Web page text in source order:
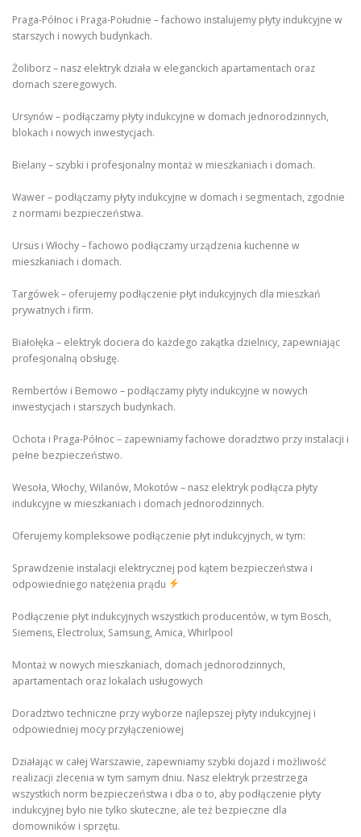
Praga-Północ i Praga-Południe – fachowo instalujemy płyty indukcyjne w
starszych i nowych budynkach.
Żoliborz – nasz elektryk działa w eleganckich apartamentach oraz
domach szeregowych.
Ursynów – podłączamy płyty indukcyjne w domach jednorodzinnych,
blokach i nowych inwestycjach.
Bielany – szybki i profesjonalny montaż w mieszkaniach i domach.
Wawer – podłączamy płyty indukcyjne w domach i segmentach, zgodnie
z normami bezpieczeństwa.
Ursus i Włochy – fachowo podłączamy urządzenia kuchenne w
mieszkaniach i domach.
Targówek – oferujemy podłączenie płyt indukcyjnych dla mieszkań
prywatnych i firm.
Białołęka – elektryk dociera do każdego zakątka dzielnicy, zapewniając
profesjonalną obsługę.
Rembertów i Bemowo – podłączamy płyty indukcyjne w nowych
inwestycjach i starszych budynkach.
Ochota i Praga-Północ – zapewniamy fachowe doradztwo przy instalacji i
pełne bezpieczeństwo.
Wesoła, Włochy, Wilanów, Mokotów – nasz elektryk podłącza płyty
indukcyjne w mieszkaniach i domach jednorodzinnych.
Oferujemy kompleksowe podłączenie płyt indukcyjnych, w tym:
Sprawdzenie instalacji elektrycznej pod kątem bezpieczeństwa i
odpowiedniego natężenia prądu
Podłączenie płyt indukcyjnych wszystkich producentów, w tym Bosch,
Siemens, Electrolux, Samsung, Amica, Whirlpool
Montaż w nowych mieszkaniach, domach jednorodzinnych,
apartamentach oraz lokalach usługowych
Doradztwo techniczne przy wyborze najlepszej płyty indukcyjnej i
odpowiedniej mocy przyłączeniowej
Działając w całej Warszawie, zapewniamy szybki dojazd i możliwość
realizacji zlecenia w tym samym dniu. Nasz elektryk przestrzega
wszystkich norm bezpieczeństwa i dba o to, aby podłączenie płyty
indukcyjnej było nie tylko skuteczne, ale też bezpieczne dla
domowników i sprzętu.